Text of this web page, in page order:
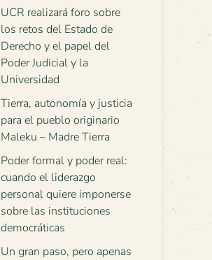
UCR realizará foro sobre
los retos del Estado de
Derecho y el papel del
Poder Judicial y la
Universidad
Tierra, autonomía y justicia
para el pueblo originario
Maleku – Madre Tierra
Poder formal y poder real:
cuando el liderazgo
personal quiere imponerse
sobre las instituciones
democráticas
Un gran paso, pero apenas